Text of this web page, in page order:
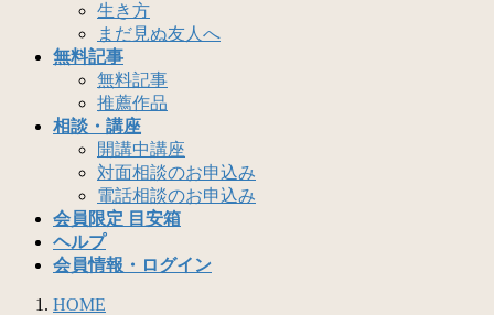
生き方
まだ見ぬ友人へ
無料記事
無料記事
推薦作品
相談・講座
開講中講座
対面相談のお申込み
電話相談のお申込み
会員限定 目安箱
ヘルプ
会員情報・ログイン
HOME